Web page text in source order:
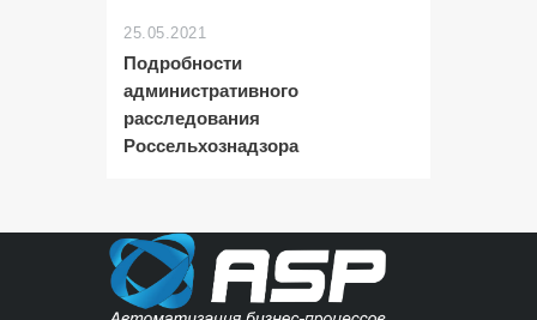
25.05.2021
Подробности
административного
расследования
Россельхознадзора